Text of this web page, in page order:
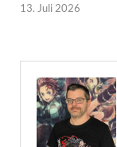
13. Juli 2026